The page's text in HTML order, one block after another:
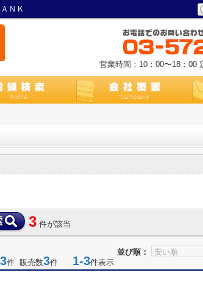
ＮＫ
営業時間：10：00〜18：00
3 件が該当
並び順：
3件 販売数3件 1-3件表示